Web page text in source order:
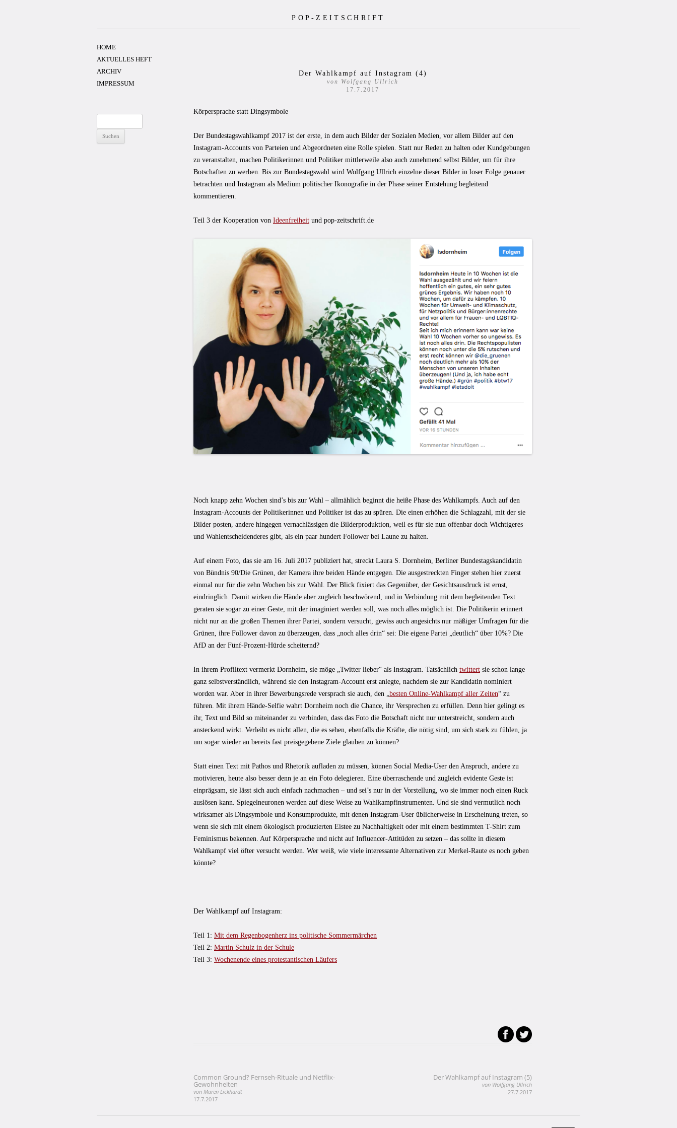
POP-ZEITSCHRIFT
Der Wahlkampf auf Instagram (4)
von Wolfgang Ullrich
17.7.2017
Körpersprache statt Dingsymbole
Der Bundestagswahlkampf 2017 ist der erste, in dem auch Bilder der Sozialen Medien, vor allem Bilder auf den
Instagram-Accounts von Parteien und Abgeordneten eine Rolle spielen. Statt nur Reden zu halten oder Kundgebungen
zu veranstalten, machen Politikerinnen und Politiker mittlerweile also auch zunehmend selbst Bilder, um für ihre
Botschaften zu werben. Bis zur Bundestagswahl wird Wolfgang Ullrich einzelne dieser Bilder in loser Folge genauer
betrachten und Instagram als Medium politischer Ikonografie in der Phase seiner Entstehung begleitend
kommentieren.
Teil 3 der Kooperation von Ideenfreiheit und pop-zeitschrift.de
Noch knapp zehn Wochen sind’s bis zur Wahl – allmählich beginnt die heiße Phase des Wahlkampfs. Auch auf den
Instagram-Accounts der Politikerinnen und Politiker ist das zu spüren. Die einen erhöhen die Schlagzahl, mit der sie
Bilder posten, andere hingegen vernachlässigen die Bilderproduktion, weil es für sie nun offenbar doch Wichtigeres
und Wahlentscheidenderes gibt, als ein paar hundert Follower bei Laune zu halten.
Auf einem Foto, das sie am 16. Juli 2017 publiziert hat, streckt Laura S. Dornheim, Berliner Bundestagskandidatin
von Bündnis 90/Die Grünen, der Kamera ihre beiden Hände entgegen. Die ausgestreckten Finger stehen hier zuerst
einmal nur für die zehn Wochen bis zur Wahl. Der Blick fixiert das Gegenüber, der Gesichtsausdruck ist ernst,
eindringlich. Damit wirken die Hände aber zugleich beschwörend, und in Verbindung mit dem begleitenden Text
geraten sie sogar zu einer Geste, mit der imaginiert werden soll, was noch alles möglich ist. Die Politikerin erinnert
nicht nur an die großen Themen ihrer Partei, sondern versucht, gewiss auch angesichts nur mäßiger Umfragen für die
Grünen, ihre Follower davon zu überzeugen, dass „noch alles drin“ sei: Die eigene Partei „deutlich“ über 10%? Die
AfD an der Fünf-Prozent-Hürde scheiternd?
In ihrem Profiltext vermerkt Dornheim, sie möge „Twitter lieber“ als Instagram. Tatsächlich twittert sie schon lange
ganz selbstverständlich, während sie den Instagram-Account erst anlegte, nachdem sie zur Kandidatin nominiert
worden war. Aber in ihrer Bewerbungsrede versprach sie auch, den „besten Online-Wahlkampf aller Zeiten“ zu
führen. Mit ihrem Hände-Selfie wahrt Dornheim noch die Chance, ihr Versprechen zu erfüllen. Denn hier gelingt es
ihr, Text und Bild so miteinander zu verbinden, dass das Foto die Botschaft nicht nur unterstreicht, sondern auch
ansteckend wirkt. Verleiht es nicht allen, die es sehen, ebenfalls die Kräfte, die nötig sind, um sich stark zu fühlen, ja
um sogar wieder an bereits fast preisgegebene Ziele glauben zu können?
Statt einen Text mit Pathos und Rhetorik aufladen zu müssen, können Social Media-User den Anspruch, andere zu
motivieren, heute also besser denn je an ein Foto delegieren. Eine überraschende und zugleich evidente Geste ist
einprägsam, sie lässt sich auch einfach nachmachen – und sei’s nur in der Vorstellung, wo sie immer noch einen Ruck
auslösen kann. Spiegelneuronen werden auf diese Weise zu Wahlkampfinstrumenten. Und sie sind vermutlich noch
wirksamer als Dingsymbole und Konsumprodukte, mit denen Instagram-User üblicherweise in Erscheinung treten, so
wenn sie sich mit einem ökologisch produzierten Eistee zu Nachhaltigkeit oder mit einem bestimmten T-Shirt zum
Feminismus bekennen. Auf Körpersprache und nicht auf Influencer-Attitüden zu setzen – das sollte in diesem
Wahlkampf viel öfter versucht werden. Wer weiß, wie viele interessante Alternativen zur Merkel-Raute es noch geben
könnte?
Der Wahlkampf auf Instagram:
Teil 1: Mit dem Regenbogenherz ins politische Sommermärchen
Teil 2: Martin Schulz in der Schule
Teil 3: Wochenende eines protestantischen Läufers
Beitragsnavigation
Common Ground? Fernseh-Rituale und Netflix-
Gewohnheiten
von Maren Lickhardt
17.7.2017
Der Wahlkampf auf Instagram (5)
von Wolfgang Ullrich
27.7.2017
HOME
AKTUELLES HEFT
ARCHIV
IMPRESSUM
nach: